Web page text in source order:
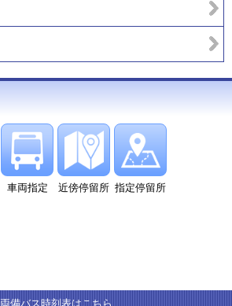
車両指定 近傍停留所 指定停留所
両備バス時刻表はこちら